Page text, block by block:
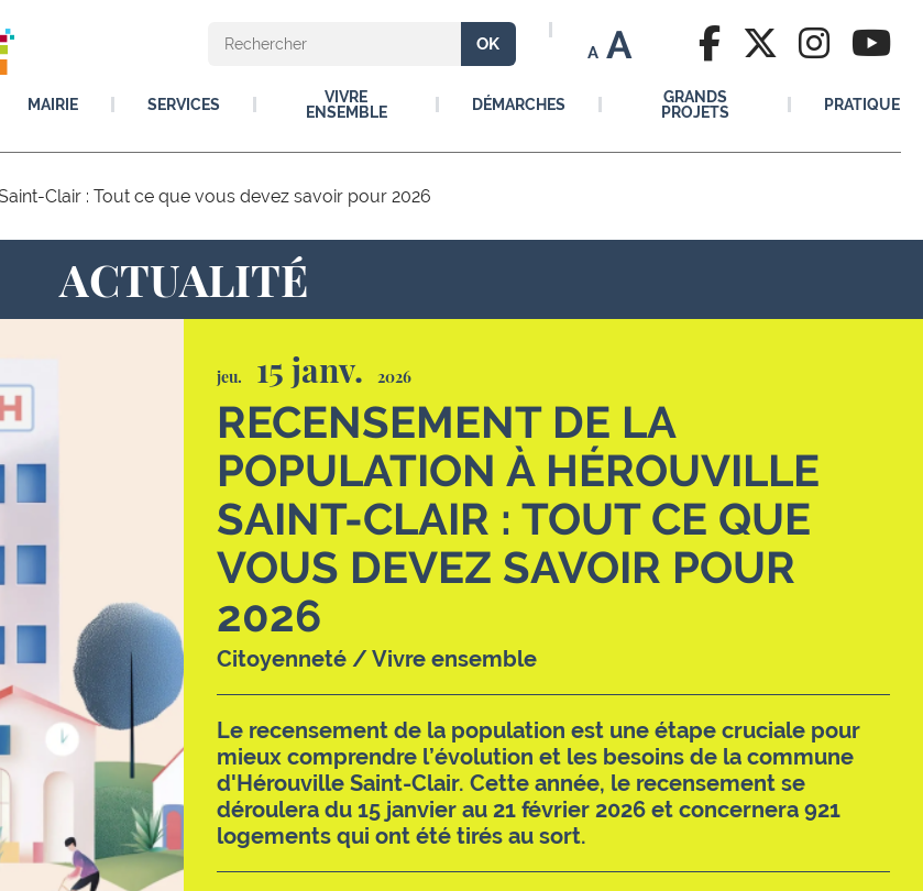
A A
MAIRIE SERVICES
VIVRE
ENSEMBLE
DÉMARCHES
GRANDS
PROJETS
PRATIQUE
Clair : Tout ce que vous devez savoir pour 2026
ACTUALITÉ
jeu. 15 janv. 2026
RECENSEMENT DE LA
POPULATION À HÉROUVILLE
SAINT-CLAIR : TOUT CE QUE
VOUS DEVEZ SAVOIR POUR
2026
Citoyenneté / Vivre ensemble
Le recensement de la population est une étape cruciale pour
mieux comprendre l’évolution et les besoins de la commune
d'Hérouville Saint-Clair. Cette année, le recensement se
déroulera du 15 janvier au 21 février 2026 et concernera 921
logements qui ont été tirés au sort.